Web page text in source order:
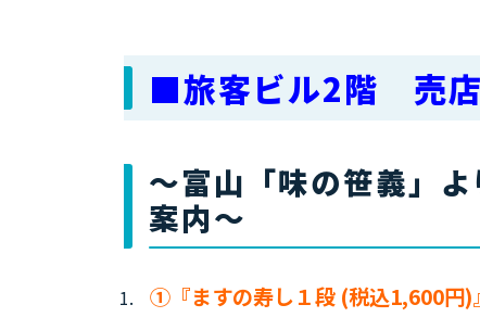
■旅客ビル2階 売店
～富山「味の笹義」
案内～
①『ますの寿し１段 (税込1,600円)』